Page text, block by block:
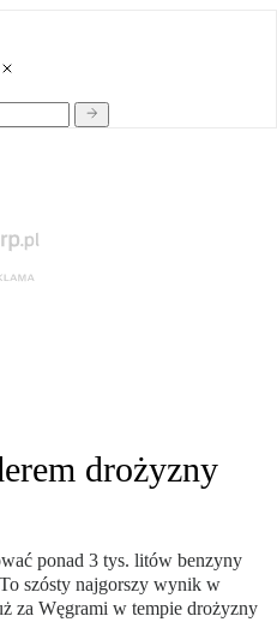
drożyzny
ponad 3 tys. litów benzyny
szósty najgorszy wynik w
za Węgrami w tempie drożyzny